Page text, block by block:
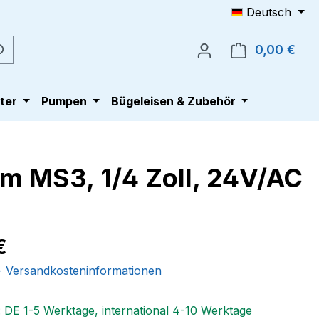
Deutsch
0,00 €
Pumpen Bügeleisen & Zubehör
MS3, 1/4 Zoll, 24V/AC
Versandkosteninformationen
DE 1-5 Werktage, international 4-10 Werktage